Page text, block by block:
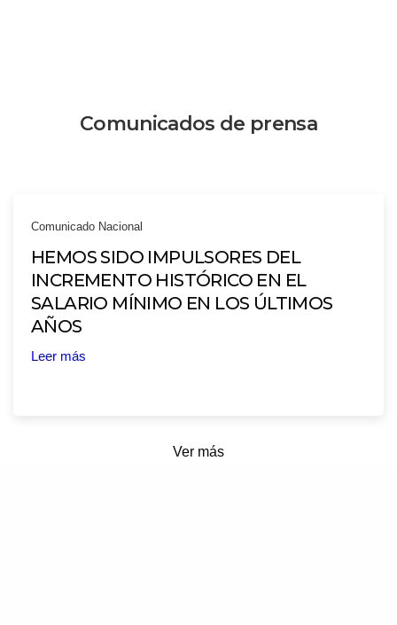
Comunicados de prensa
Comunicado Nacional
HEMOS SIDO IMPULSORES DEL
INCREMENTO HISTÓRICO EN EL
SALARIO MÍNIMO EN LOS ÚLTIMOS
AÑOS
Leer más
Ver más